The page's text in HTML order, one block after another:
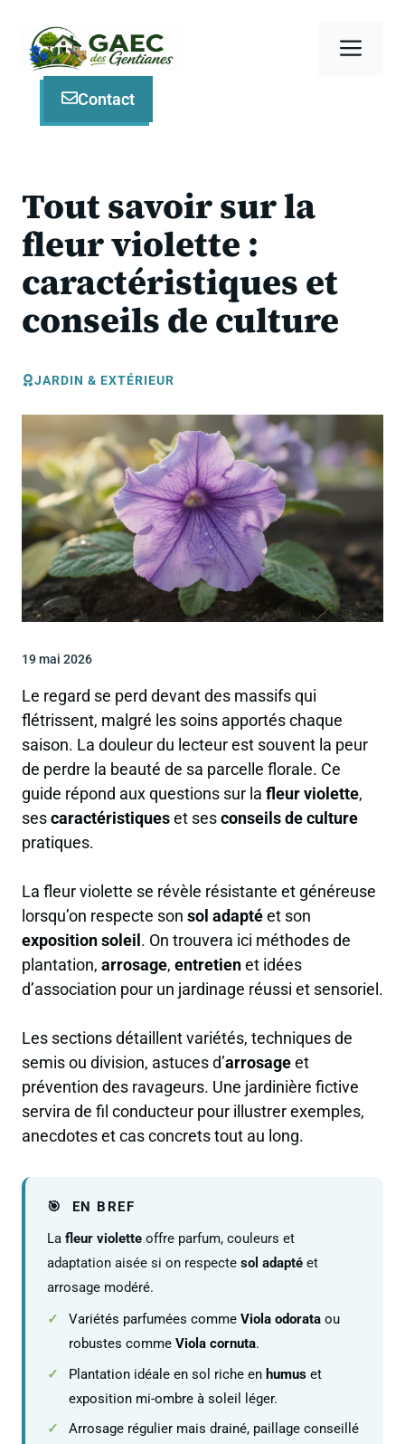
contenu
Contact
Tout savoir sur la
fleur violette :
caractéristiques et
conseils de culture
JARDIN & EXTÉRIEUR
19 mai 2026
Le regard se perd devant des massifs qui
flétrissent, malgré les soins apportés chaque
saison. La douleur du lecteur est souvent la peur
de perdre la beauté de sa parcelle florale. Ce
guide répond aux questions sur la fleur violette,
sescaractéristiqueset sesconseils de culture
pratiques.
La fleur violette se révèle résistante et généreuse
lorsqu’on respecte son sol adaptéet son
exposition soleil . On trouvera ici méthodes de
plantation, arrosage, entretienet idées
d’association pour un jardinage réussi et sensoriel.
Les sections détaillent variétés, techniques de
semis ou division, astuces d’arrosageet
prévention des ravageurs. Une jardinière fictive
servira de fil conducteur pour illustrer exemples,
anecdotes et cas concrets tout au long.
EN BREF
La fleur violette offre parfum, couleurs et
adaptation aisée si on respecte sol adapté et
arrosage modéré.
Variétés parfumées comme Viola odorata ou
robustes comme Viola cornuta.
Plantation idéale en sol riche en humus et
exposition mi-ombre à soleil léger.
Arrosage régulier mais drainé, paillage conseillé